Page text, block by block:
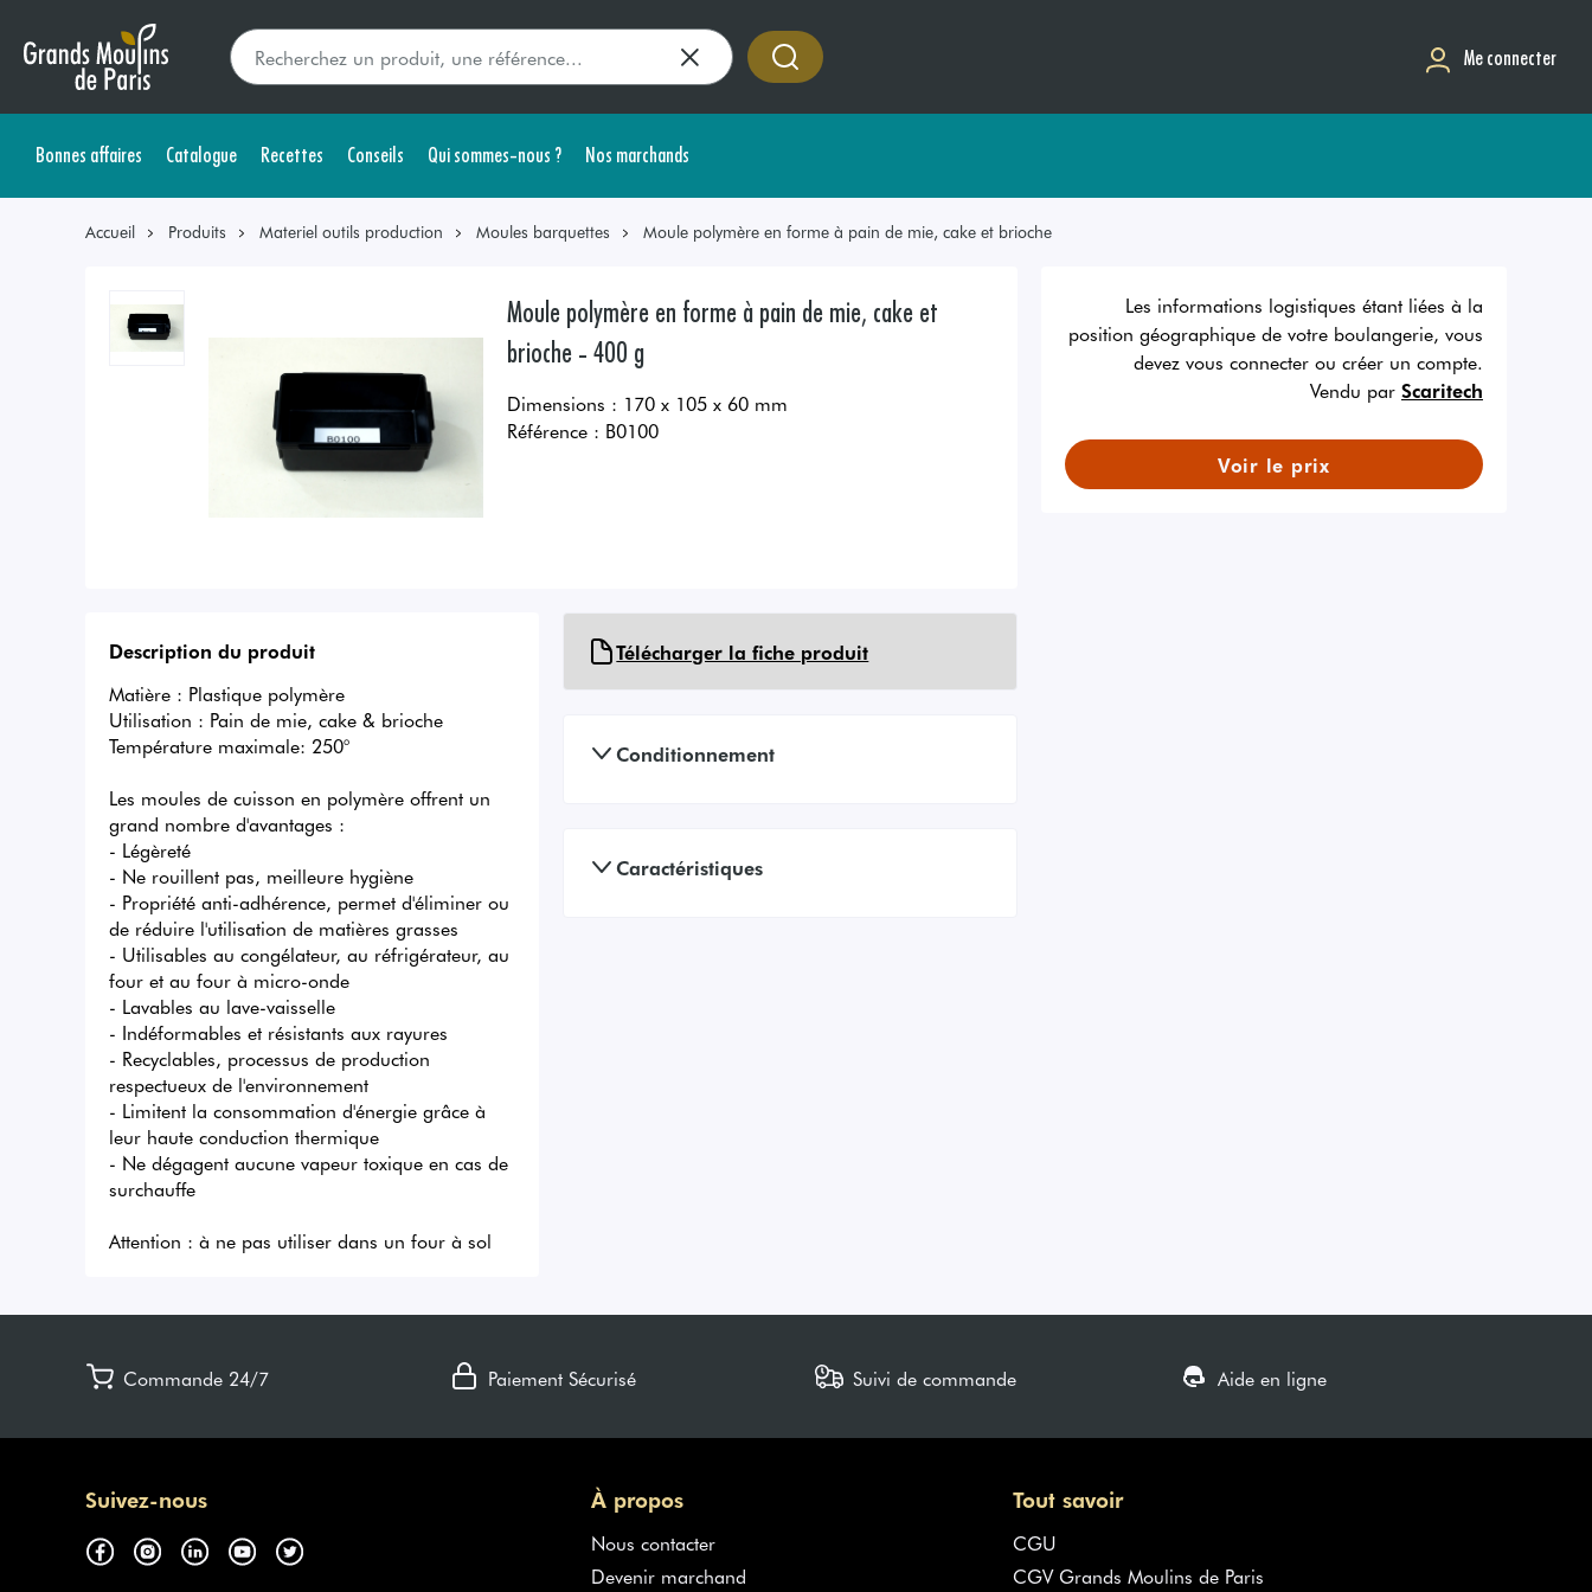
Me connecter
Bonnes affaires Catalogue Recettes Conseils Qui sommes-nous ? Nos marchands
Accueil Produits Materiel outils production Moules barquettes Moule polymère en forme à pain de mie, cake et brioche
Moule polymère en forme à pain de mie, cake et
brioche - 400 g
Dimensions : 170 x 105 x 60 mm
Référence : B0100
Les informations logistiques étant liées à la
position géographique de votre boulangerie, vous
devez vous connecter ou créer un compte.
Vendu par Scaritech
Voir le prix
Description du produit
Matière : Plastique polymère
Utilisation : Pain de mie, cake & brioche
Température maximale: 250°
Les moules de cuisson en polymère offrent un
grand nombre d'avantages :
- Légèreté
- Ne rouillent pas, meilleure hygiène
- Propriété anti-adhérence, permet d'éliminer ou
de réduire l'utilisation de matières grasses
- Utilisables au congélateur, au réfrigérateur, au
four et au four à micro-onde
- Lavables au lave-vaisselle
- Indéformables et résistants aux rayures
- Recyclables, processus de production
respectueux de l'environnement
- Limitent la consommation d'énergie grâce à
leur haute conduction thermique
- Ne dégagent aucune vapeur toxique en cas de
surchauffe
Attention : à ne pas utiliser dans un four à sol
Télécharger la fiche produit
Conditionnement
Caractéristiques
Commande 24/7 Paiement Sécurisé Suivi de commande Aide en ligne
Suivez-nous À propos
Nous contacter
Devenir marchand
Tout savoir
CGU
CGV Grands Moulins de Paris